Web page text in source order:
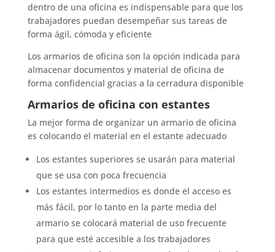
dentro de una oficina es indispensable para que los
trabajadores puedan desempeñar sus tareas de
forma ágil, cómoda y eficiente
Los armarios de oficina son la opción indicada para
almacenar documentos y material de oficina de
forma confidencial gracias a la cerradura disponible
Armarios de oficina con estantes
La mejor forma de organizar un armario de oficina
es colocando el material en el estante adecuado
Los estantes superiores se usarán para material
que se usa con poca frecuencia
Los estantes intermedios es donde el acceso es
más fácil, por lo tanto en la parte media del
armario se colocará material de uso frecuente
para que esté accesible a los trabajadores